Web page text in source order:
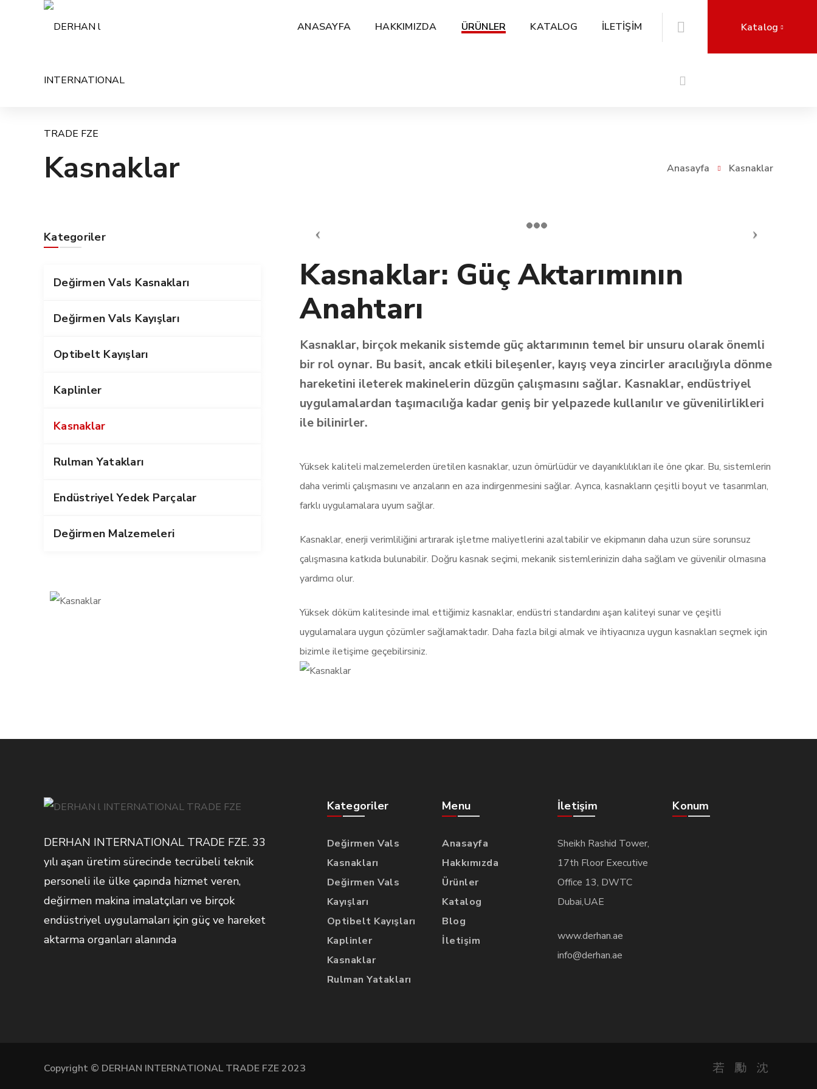
ANASAYFA HAKKIMIZDA ÜRÜNLER KATALOG İLETİŞİM Katalog
Kasnaklar Anasayfa Kasnaklar
Kategoriler
Değirmen Vals Kasnakları
Değirmen Vals Kayışları
Optibelt Kayışları
Kaplinler
Kasnaklar
Rulman Yatakları
Endüstriyel Yedek Parçalar
Değirmen Malzemeleri
Kasnaklar: Güç Aktarımının
Anahtarı
Kasnaklar, birçok mekanik sistemde güç aktarımının temel bir unsuru olarak önemli
bir rol oynar. Bu basit, ancak etkili bileşenler, kayış veya zincirler aracılığıyla dönme
hareketini ileterek makinelerin düzgün çalışmasını sağlar. Kasnaklar, endüstriyel
uygulamalardan taşımacılığa kadar geniş bir yelpazede kullanılır ve güvenilirlikleri
ile bilinirler.
Yüksek kaliteli malzemelerden üretilen kasnaklar, uzun ömürlüdür ve dayanıklılıkları ile öne çıkar. Bu, sistemlerin
daha verimli çalışmasını ve arızaların en aza indirgenmesini sağlar. Ayrıca, kasnakların çeşitli boyut ve tasarımları,
farklı uygulamalara uyum sağlar.
Kasnaklar, enerji verimliliğini artırarak işletme maliyetlerini azaltabilir ve ekipmanın daha uzun süre sorunsuz
çalışmasına katkıda bulunabilir. Doğru kasnak seçimi, mekanik sistemlerinizin daha sağlam ve güvenilir olmasına
yardımcı olur.
Yüksek döküm kalitesinde imal ettiğimiz kasnaklar, endüstri standardını aşan kaliteyi sunar ve çeşitli
uygulamalara uygun çözümler sağlamaktadır. Daha fazla bilgi almak ve ihtiyacınıza uygun kasnakları seçmek için
bizimle iletişime geçebilirsiniz.
DERHAN INTERNATIONAL TRADE FZE. 33
yılı aşan üretim sürecinde tecrübeli teknik
personeli ile ülke çapında hizmet veren,
değirmen makina imalatçıları ve birçok
endüstriyel uygulamaları için güç ve hareket
aktarma organları alanında
Kategoriler
Değirmen Vals
Kasnakları
Değirmen Vals
Kayışları
Optibelt Kayışları
Kaplinler
Kasnaklar
Rulman Yatakları
Menu
Anasayfa
Hakkımızda
Ürünler
Katalog
Blog
İletişim
İletişim
Sheikh Rashid Tower,
17th Floor Executive
Office 13, DWTC
Dubai,UAE
www.derhan.ae
info@derhan.ae
Konum
Copyright © DERHAN INTERNATIONAL TRADE FZE 2023